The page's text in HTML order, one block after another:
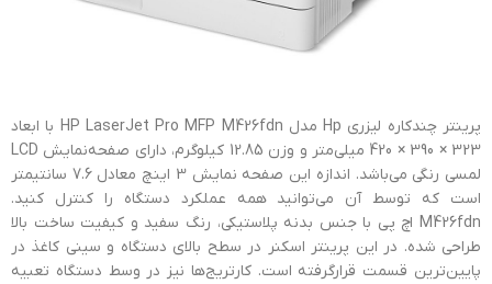
پرینتر چندکاره ليزري Hp مدل HP LaserJet Pro MFP M426fdn با ابعاد
323 × 390 × 420 میلی‌‌متر و وزن 12.85 کیلوگرم، دارای صفحه‌نمایش LCD
لمسی رنگی می‌باشد. اندازه این صفحه نمایش 3 اینچ معادل 7.6 سانتیمتر
است که توسط آن می‌توانید همه عملکرد دستگاه را کنترل کنید.
M426fdn اچ پی با جنس بدنه پلاستیکی، رنگ سفید و کیفیت ساخت بالا
طراحی شده. در این پرینتر اسکنر در سطح بالای دستگاه و سینی کاغذ در
پایین‌ترین قسمت قرارگرفته است. کارتریج‌ها نیز در وسط دستگاه تعبیه